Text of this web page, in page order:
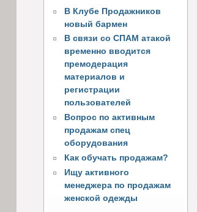
В Клубе Продажников
новый бармен
В связи со СПАМ атакой
временно вводится
премодерация
материалов и
регистрации
пользователей
Вопрос по активным
продажам спец
оборудования
Как обучать продажам?
Ищу активного
менеджера по продажам
женской одежды